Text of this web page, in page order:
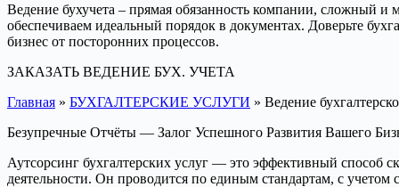
Ведение бухучета – прямая обязанность компании, сложный
обеспечиваем идеальный порядок в документах. Доверьте
бизнес от посторонних процессов.
ЗАКАЗАТЬ ВЕДЕНИЕ БУХ. УЧЕТА
Главная » БУХГАЛТЕРСКИЕ УСЛУГИ » Ведение
Безупречные Отчёты — Залог Успешного Развития Вашего
Аутсорсинг бухгалтерских услуг — это эффективный способ
деятельности. Он проводится по единым стандартам, с